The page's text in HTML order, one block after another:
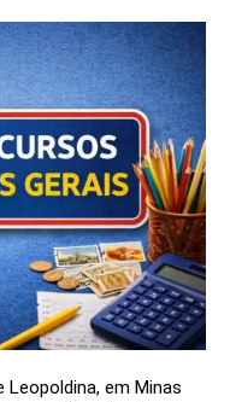
em Minas